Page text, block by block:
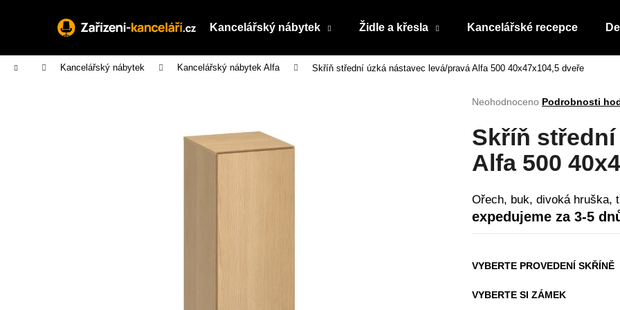
Kancelářský nábytek Židle a křesla Kancelářské recepce
Domů Kancelářský nábytek Kancelářský nábytek Alfa Skříň střední úzká nástavec levá/pravá Alfa 500 40x47x104,5 dveře
Průměrné
produktu
je
0,0
z
hvězdiček.
Neohodnoceno Podrobnosti
Skříň
Alfa 500
Ořech, buk, divoká hruška,
expedujeme za 3-5
VYBERTE PROVEDENÍ SKŘÍNĚ
VYBERTE SI ZÁMEK
Zpět
do
Zpět
do
Co potřebujete najít?
HLEDAT